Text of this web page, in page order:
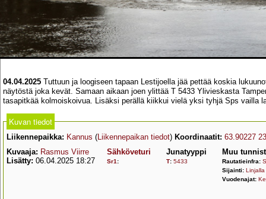
04.04.2025 Tuttuun ja loogiseen tapaan Lestijoella jää pettää koskia
näytöstä joka kevät. Samaan aikaan joen ylittää T 5433 Ylivieskasta
tasapitkää kolmoiskoivua. Lisäksi perällä kiikkui vielä yksi tyhjä Sps vailla
Kuvan tiedot
Liikennepaikka: Kannus (Liikennepaikan tiedot) Koordinaatit: 63.90227
Kuvaaja: Rasmus Viirre
Lisätty: 06.04.2025 18:27
Sähköveturi
Sr1 :
Junatyyppi
T: 5433
Muu
Rautatieinfra:
Sijainti: Linjalla
Vuodenajat: